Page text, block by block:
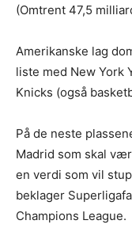
(Omtrent 47,5
Amerikanske lag
liste med New York
Knicks (også
På de neste
Madrid som skal
en verdi som vil
beklager
Champions League.